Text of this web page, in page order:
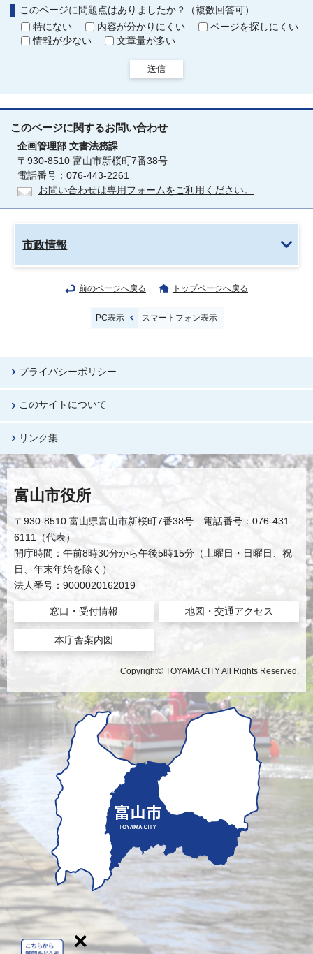
このページに問題点はありましたか？（複数回答可）
特にない
内容が分かりにくい
ページを探しにくい
情報が少ない
文章量が多い
送信
このページに関するお問い合わせ
企画管理部 文書法務課
〒930-8510 富山市新桜町7番38号
電話番号：076-443-2261
お問い合わせは専用フォームをご利用ください。
市政情報
前のページへ戻る トップページへ戻る
PC表示 スマートフォン表示
プライバシーポリシー
このサイトについて
リンク集
富山市役所
〒930-8510 富山県富山市新桜町7番38号 電話番号：076-431-
6111（代表）
開庁時間：午前8時30分から午後5時15分（土曜日・日曜日、祝
日、年末年始を除く）
法人番号：9000020162019
窓口・受付情報 地図・交通アクセス
本庁舎案内図
Copyright© TOYAMA CITY All Rights Reserved.
×